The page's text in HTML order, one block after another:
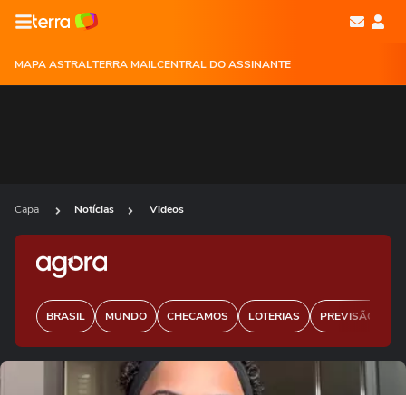
MAPA ASTRALTERRA MAILCENTRAL DO ASSINANTE
Capa Notícias Videos
BRASIL MUNDO CHECAMOS LOTERIAS PREVISÃO DO